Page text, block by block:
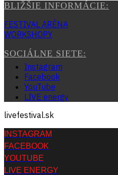
BLIŽŠIE INFORMÁCIE:
FESTIVAL ARÉNA
WORKSHOPY
SOCIÁLNE SIETE:
Instagram
Facebook
YouTube
LIVE energy
livefestival.sk
INSTAGRAM
FACEBOOK
YOUTUBE
LIVE ENERGY